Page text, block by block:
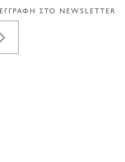
ΕΓΓΡΑΦΗ ΣΤΟ NEWSLETTER